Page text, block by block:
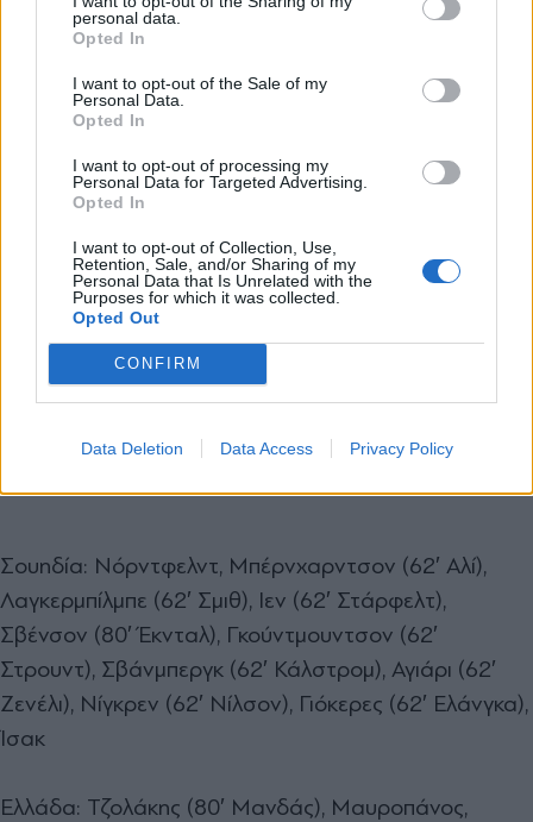
personal data.
Opted In
I want to opt-out of the Sale of my
Personal Data.
Opted In
I want to opt-out of processing my
Personal Data for Targeted Advertising.
Opted In
I want to opt-out of Collection, Use,
Retention, Sale, and/or Sharing of my
Personal Data that Is Unrelated with the
Purposes for which it was collected.
Opted Out
CONFIRM
Data Deletion Data Access Privacy Policy
Στο 90'+5', ο Κωστούλας πραγματοποίησε μια
εξαιρετική ενέργεια από τα αριστερά και έβγαλε μια
πανέμορφη σέντρα με το δεξί. Ο Μασούρας, που είχε
περάσει ως αλλαγή στο ματς, διάβασε υποδειγματικά
μια υποδειγματική προβολή έστειλε την μπάλα στα
δίχτυα για το 2-2, ξεσπώντας σε έξαλλα πανηγύρια
μαζί με όλο τον ελληνικό πάγκο!
Σουηδία: Νόρντφελντ, Μπέρνχαρντσον (62′ Αλί),
Λαγκερμπίλμπε (62′ Σμιθ), Iεν (62′ Στάρφελτ),
Σβένσον (80′ Έκνταλ), Γκούντμουντσον (62′
Στρουντ), Σβάνμπεργκ (62′ Κάλστρομ), Αγιάρι (62′
Ζενέλι), Νίγκρεν (62′ Νίλσον), Γιόκερες (62′ Ελάνγκα),
Ίσακ
Ελλάδα: Τζολάκης (80′ Μανδάς), Μαυροπάνος,
Αποδέχομαι τους
και την πολιτική απορρήτου
X